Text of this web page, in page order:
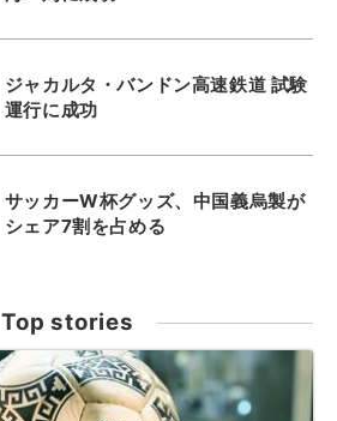
ジャカルタ・バンドン高速鉄道 試験
運行に成功
サッカーW杯グッズ、中国義烏製が
シェア7割を占める
Top stories